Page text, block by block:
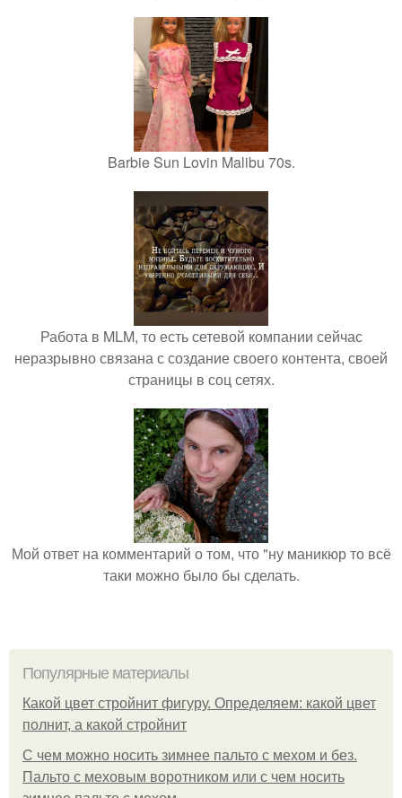
Barbie Sun Lovin Malibu 70s.
Работа в MLM, то есть сетевой компании сейчас
неразрывно связана с создание своего контента, своей
страницы в соц сетях.
Мой ответ на комментарий о том, что "ну маникюр то всё
таки можно было бы сделать.
Популярные материалы
Какой цвет стройнит фигуру. Определяем: какой цвет
полнит, а какой стройнит
C чем можно носить зимнее пальто с мехом и без.
Пальто с меховым воротником или с чем носить